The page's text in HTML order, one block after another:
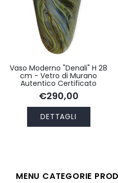
Vaso Moderno "Denali" H 28
cm - Vetro di Murano
Autentico Certificato
€290,00
DETTAGLI
MENU CATEGORIE